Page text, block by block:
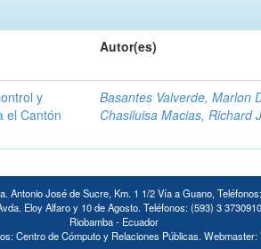
Autor(es)
y
el Cantón
Basantes Valverde, Marlon
Chasiluisa Macias, Richard
Antonio José de Sucre, Km. 1 1/2 Vía a Guano,
Eloy Alfaro y 10 de Agosto. Teléfonos: (593) 3
Riobamba - Ecuador
Centro de Cómputo y Relaciones Públicas.